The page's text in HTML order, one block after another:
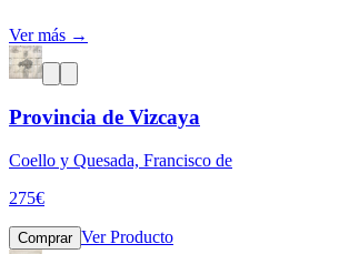
Ver más →
Provincia de Vizcaya
Coello y Quesada, Francisco de
275€
Comprar Ver Producto